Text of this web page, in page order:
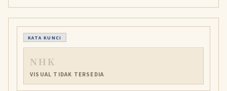
mengganggu jadwal kereta cepat Shinkansen di Jepang.
Sejumlah jalur kereta konvensional di wilayah Tokyo
juga sempat dihentikan sementara akibat cuaca
ekstrem pada Rabu.
KATA KUNCI
NHK
VISUAL TIDAK TERSEDIA